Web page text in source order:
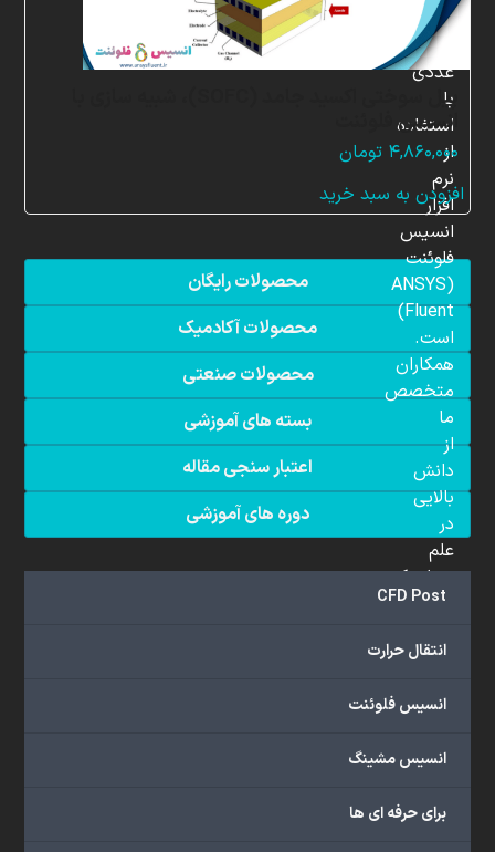
انسیس فلوئنت
۴,۸۶۰,۰۰۰ تومان
افزودن به سبد خرید
محصولات رایگان
محصولات آکادمیک
محصولات صنعتی
بسته های آموزشی
اعتبار سنجی مقاله
دوره های آموزشی
CFD Post
انتقال حرارت
انسیس فلوئنت
انسیس مشینگ
برای حرفه ای ها
شبیه
سازی
عددی
با
استفاده
از
نرم
افزار
انسیس
فلوئنت
(ANSYS
Fluent)
است.
همکاران
متخصص
ما
از
دانش
بالایی
در
علم
دینامیک
سیالات
(CFD)
هستند.
ما
گسترده‌ای